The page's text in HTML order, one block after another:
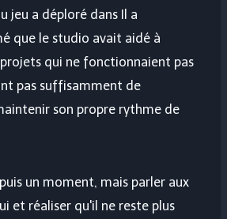
jeu a déploré dans Il a
que le studio avait aidé à
qui ne fonctionnaient pas
pas suffisamment de
son propre rythme de
un moment, mais parler aux
et réaliser qu'il ne reste plus